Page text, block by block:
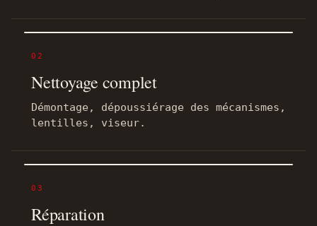
02
Nettoyage complet
Démontage, dépoussiérage des mécanismes,
lentilles, viseur.
03
Réparation